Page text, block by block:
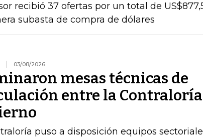
recibió 37 ofertas por un total de
subasta de compra de dólares
03/08/2026
mesas técnicas de
entre la
puso a disposición equipos